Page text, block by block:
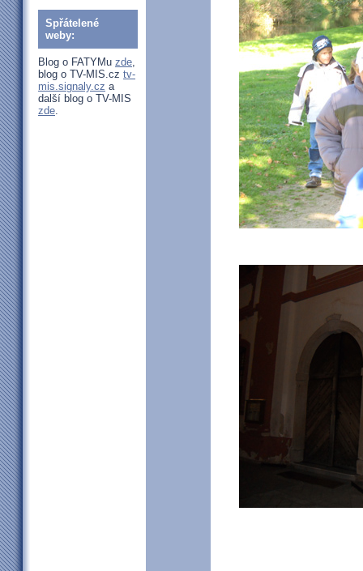
Spřátelené
weby:
Blog o FATYMu zde,
blog o TV-MIS.cz tv-
mis.signaly.cz a
další blog o TV-MIS
zde.